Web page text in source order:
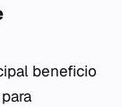
beneficio